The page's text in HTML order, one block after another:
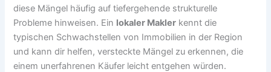
diese Mängel häufig auf tiefergehende strukturelle
Probleme hinweisen. Ein lokaler Makler kennt die
typischen Schwachstellen von Immobilien in der Region
und kann dir helfen, versteckte Mängel zu erkennen, die
einem unerfahrenen Käufer leicht entgehen würden.